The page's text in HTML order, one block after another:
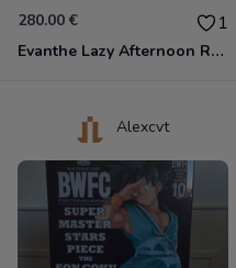
280.00 € 1
Evanthe Lazy Afternoon Red Pride of Eden
Alexcvt